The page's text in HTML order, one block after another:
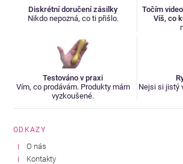
Diskrétní doručení zásilky
Nikdo nepozná, co ti přišlo.
Točím
Víš, co
Testováno v praxi
Vím, co prodávám. Produkty mám
vyzkoušené.
Nejsi si jistý
ODKAZY
O nás
Kontakty